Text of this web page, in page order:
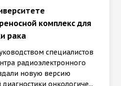
комплекс для
рака
специалистов
радиоэлектронного
новую версию
онкологиче...